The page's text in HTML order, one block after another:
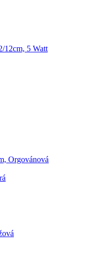
12cm, 5 Watt
Orgovánová